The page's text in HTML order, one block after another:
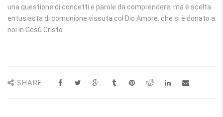
una questione di concetti e parole da comprendere, ma è scelta
entusiasta di comunione vissuta col Dio Amore, che si è donato a
noi in Gesù Cristo.
SHARE